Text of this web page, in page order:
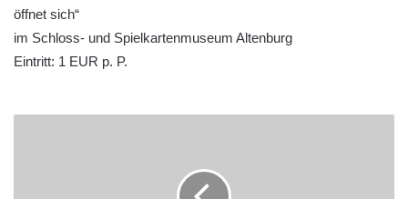
öffnet sich“
im Schloss- und Spielkartenmuseum Altenburg
Eintritt: 1 EUR p. P.